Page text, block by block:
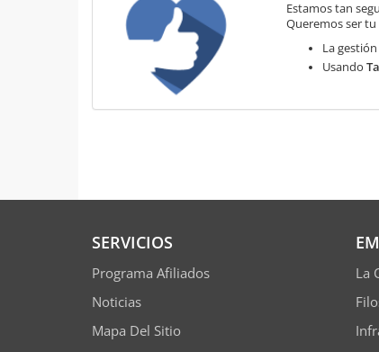
Estamos tan
Queremos ser
La
Usando
SERVICIOS
Programa Afiliados
Noticias
Mapa Del Sitio
La